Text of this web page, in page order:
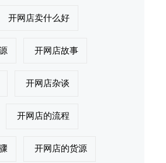
开网店卖什么好
开网店故事
开网店杂谈
开网店的流程
开网店的货源